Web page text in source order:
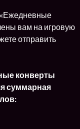
«Ежедневные
вам на игровую
отправить
конверты
суммарная